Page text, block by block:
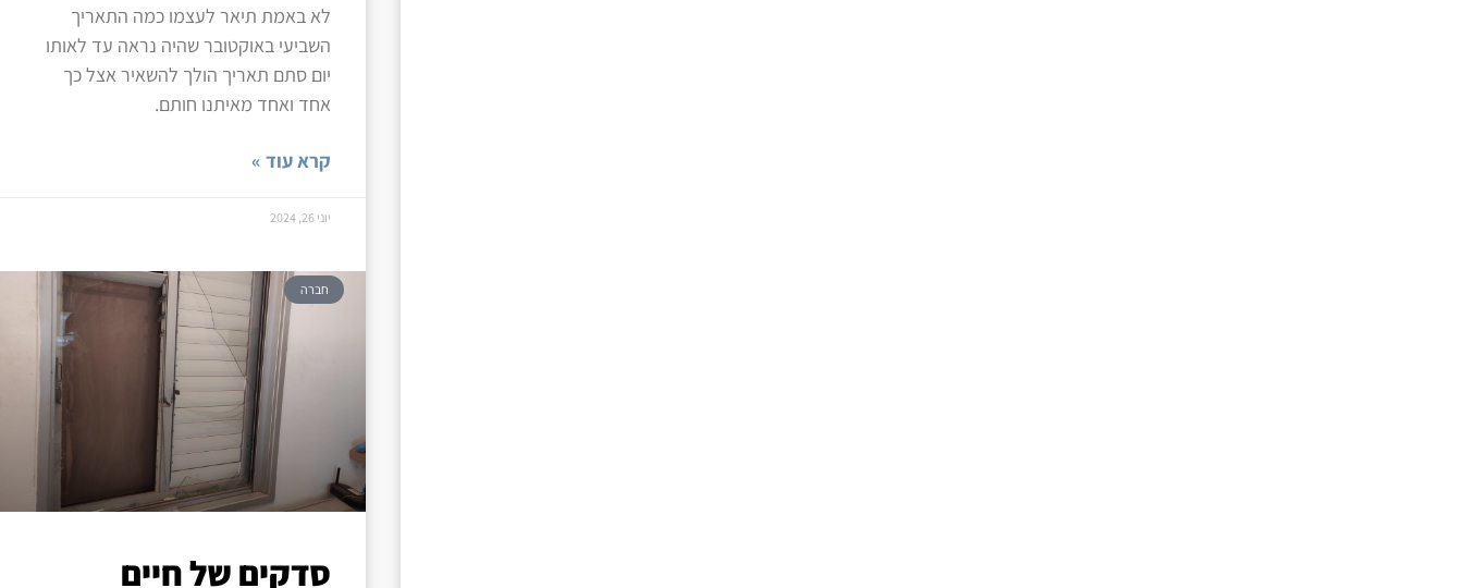
לא באמת תיאר לעצמו כמה התאריך
השביעי באוקטובר שהיה נראה עד לאותו
יום סתם תאריך הולך להשאיר אצל כך
אחד ואחד מאיתנו חותם.
קרא עוד »
יוני 26, 2024
חברה
סדקים של חיים